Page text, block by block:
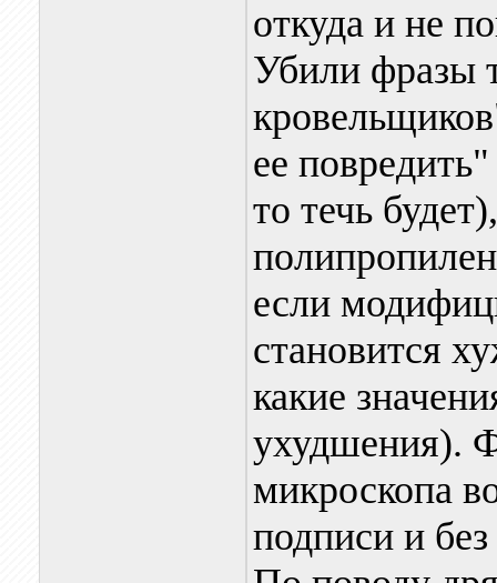
откуда и не
Убили фразы
ее
то течь
если
становится
какие
ухудшения).
микроскопа
подписи и